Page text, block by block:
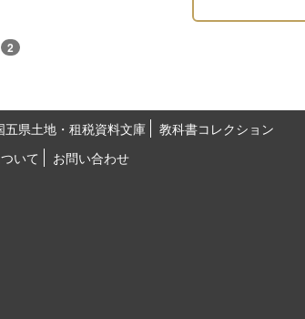
2
五県土地・租税資料文庫
教科書コレクション
いて
お問い合わせ